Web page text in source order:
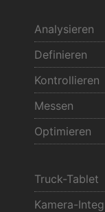
Analysieren
Definieren
Kontrollieren
Messen
Optimieren
Truck-Tablet
Kamera-